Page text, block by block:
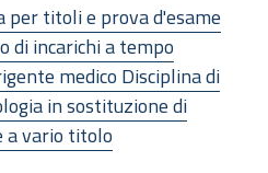
per titoli e prova d'esame
di incarichi a tempo
medico Disciplina di
in sostituzione di
a vario titolo